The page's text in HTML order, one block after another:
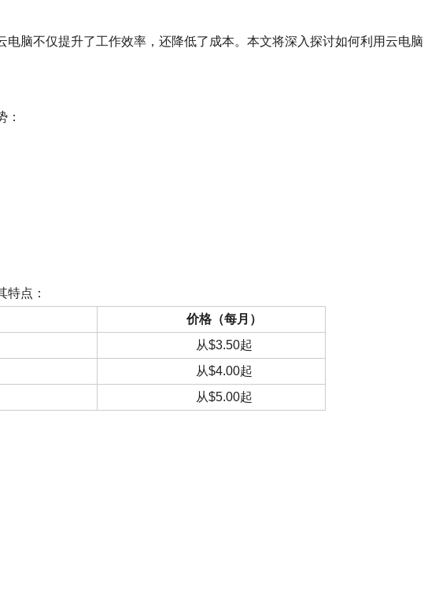
脑不仅提升了工作效率，还降低了成本。本文将深入探讨如何利用云电脑
：
点：
价格（每月）
从$3.50起
从$4.00起
从$5.00起